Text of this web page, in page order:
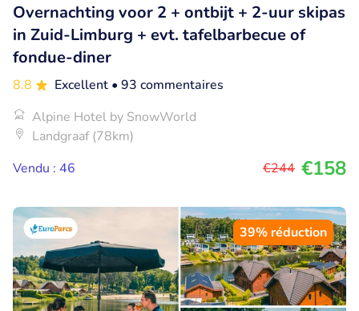
Overnachting voor 2 + ontbijt + 2-uur skipas
in Zuid-Limburg + evt. tafelbarbecue of
fondue-diner
8.8 Excellent • 93 commentaires
Alpine Hotel by SnowWorld
Landgraaf (78km)
Vendu : 46
€244 €158
39% réduction